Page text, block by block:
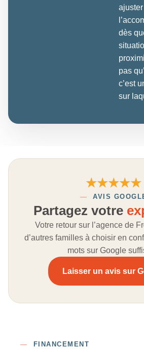
ajuster
dès
pas
c’est
sur
★★★★★
— AVIS
Partagez votre
Votre retour sur l’agence de
d’autres familles à choisir en
mots sur Google
Laisser un avis sur
— FINANCEMENT